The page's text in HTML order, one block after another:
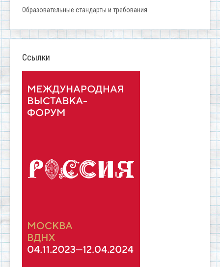
Образовательные стандарты и требования
Ссылки